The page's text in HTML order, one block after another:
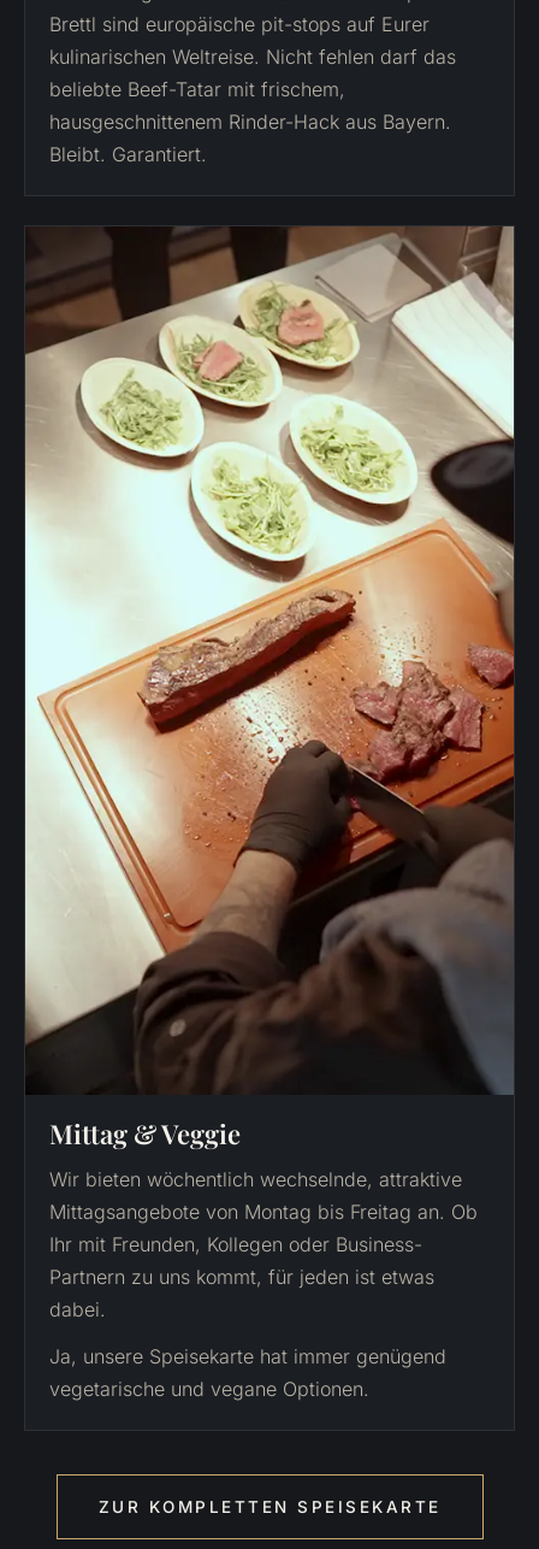
Brettl sind europäische pit-stops auf Eurer
kulinarischen Weltreise. Nicht fehlen darf das
beliebte Beef-Tatar mit frischem,
hausgeschnittenem Rinder-Hack aus Bayern.
Bleibt. Garantiert.
Mittag & Veggie
Wir bieten wöchentlich wechselnde, attraktive
Mittagsangebote von Montag bis Freitag an. Ob
Ihr mit Freunden, Kollegen oder Business-
Partnern zu uns kommt, für jeden ist etwas
dabei.
Ja, unsere Speisekarte hat immer genügend
vegetarische und vegane Optionen.
ZUR KOMPLETTEN SPEISEKARTE